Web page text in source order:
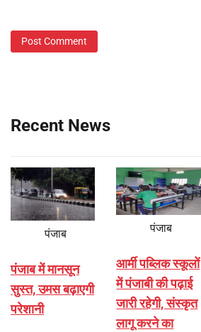
Recent News
पंजाब
पंजाब में मानसून
सुस्त, उमस बढ़ाएगी
परेशानी
पंजाब
आर्मी पब्लिक स्कूलों
में पंजाबी की पढ़ाई
जारी रहेगी, संस्कृत
लागू करने का